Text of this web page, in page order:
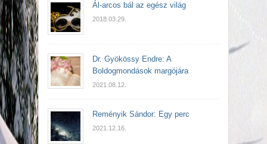
Ál-arcos bál az egész világ
2018.03.29.
Dr. Gyökössy Endre: A
Boldogmondások margójára
2021.08.12.
Reményik Sándor: Egy perc
2021.12.16.